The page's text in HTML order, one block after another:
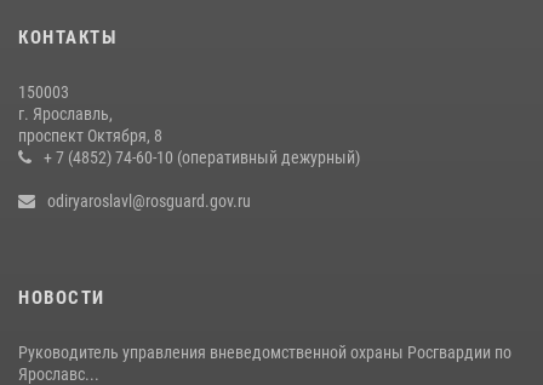
20 июля 2026, 11:31
СОВЕРШИЛИ БОЛЕЕ 400 ВЫЕЗДОВ ПО СИГНАЛАМ «ТРЕВОГА»
13 июля 2026, 08:33
КОНТАКТЫ
150003
г. Ярославль,
проспект Октября, 8
+ 7 (4852) 74-60-10 (оперативный дежурный)
odiryaroslavl@rosguard.gov.ru
НОВОСТИ
Руководитель управления вневедомственной охраны Росгвардии по
Ярославс...